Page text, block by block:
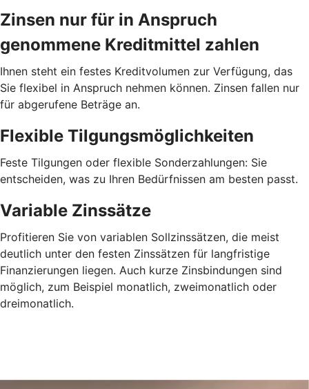
Zinsen nur für in Anspruch
genommene Kreditmittel zahlen
Ihnen steht ein festes Kreditvolumen zur Verfügung, das
Sie flexibel in Anspruch nehmen können. Zinsen fallen nur
für abgerufene Beträge an.
Flexible Tilgungsmöglichkeiten
Feste Tilgungen oder flexible Sonderzahlungen: Sie
entscheiden, was zu Ihren Bedürfnissen am besten passt.
Variable Zinssätze
Profitieren Sie von variablen Sollzinssätzen, die meist
deutlich unter den festen Zinssätzen für langfristige
Finanzierungen liegen. Auch kurze Zinsbindungen sind
möglich, zum Beispiel monatlich, zweimonatlich oder
dreimonatlich.